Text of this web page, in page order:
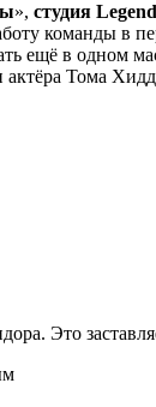
», студия
команды в
ещё в одном
актёра Тома
Это